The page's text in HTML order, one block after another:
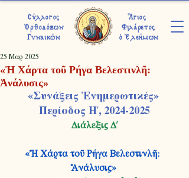
Σύλλογος
Ὀρθοδόξων
Γυναικών
Ἅγιος
Φιλάρετος
ὁ Ἐλεήμων
«Ἡ Χάρτα τοῦ Ρήγα Βελεστινλῆ:
Ἀνάλυσις»
25 Μαρ 2025
«Συνάξεις Ἐνημερωτικές»
Περίοδος Η΄, 2024-2025
Διάλεξις Δ΄
«Ἡ Χάρτα τοῦ Ρήγα Βελεστινλῆ:
Ἀνάλυσις»